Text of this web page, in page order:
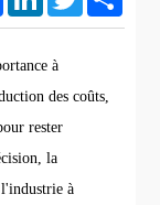
à
des coûts,
rester
la
à